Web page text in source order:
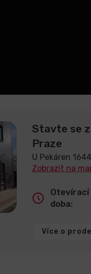
Stavte se
Praze
U Pekáren
Zobrazit na
Otevírací
doba:
Více o